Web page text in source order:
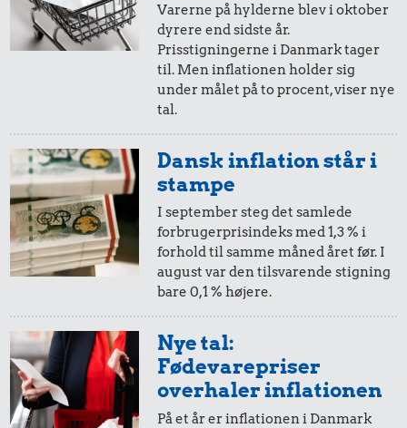
11.221 kr. 19 kr.
Is
38 kr.
1/2 kg skæreost
3,85 kr.
Æble
3.847 kr.
Cykel
9,30 kr.
22 kr. 5,77 kr.
100 g
12 kr.
9,62 kr.
Sodavand
6,41 kr.
Agurk
105 kr.
10 liter benzin
20,-
i 2001
= 32,-
i dag
16,-
5,-
i 2001
= 8,-
i dag
2,-
i 2001 i dag
Varerne på hylderne blev i oktober
dyrere end sidste år.
Prisstigningerne i Danmark tager
til. Men inflationen holder sig
under målet på to procent, viser nye
tal.
Dansk inflation står i
stampe
I september steg det samlede
forbrugerprisindeks med 1,3 % i
forhold til samme måned året før. I
august var den tilsvarende stigning
bare 0,1 % højere.
Nye tal:
Fødevarepriser
overhaler inflationen
På et år er inflationen i Danmark